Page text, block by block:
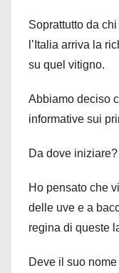
Soprattutto da
l’Italia arriva la
su quel vitigno.
Abbiamo deciso
informative sui
Da dove iniziare?
Ho pensato che
delle uve e a
regina di queste
Deve il suo